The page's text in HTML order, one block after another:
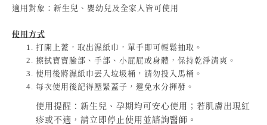
適用對象：新生兒、嬰幼兒及全家人皆可使用
使用方式
打開上蓋，取出濕紙巾，單手即可輕鬆抽取。
擦拭寶寶臉部、手部、小屁屁或身體，保持乾淨清爽。
使用後將濕紙巾丟入垃圾桶，請勿投入馬桶。
每次使用後記得壓緊蓋子，避免水分揮發。
使用提醒：新生兒、孕期均可安心使用；若肌膚出現紅
疹或不適，請立即停止使用並諮詢醫師。